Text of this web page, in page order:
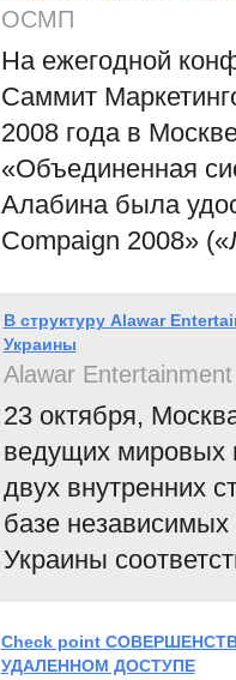
ОСМП
На ежегодной
Саммит
2008 года в
«Объединенная
Алабина была
Compaign 2008»
В структуру Alawar
Украины
Alawar Entertainment
23 октября,
ведущих мировых
двух внутренних
базе
Украины
Check point
УДАЛЕННОМ ДОСТУПЕ